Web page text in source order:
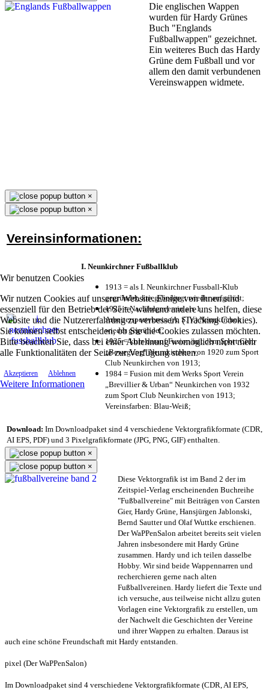
Wir benutzen Cookies
Wir nutzen Cookies auf unserer Website. Einige von ihnen sind
essenziell für den Betrieb der Seite, während andere uns helfen, diese
Website und die Nutzererfahrung zu verbessern (Tracking Cookies).
Sie können selbst entscheiden, ob Sie die Cookies zulassen möchten.
Bitte beachten Sie, dass bei einer Ablehnung womöglich nicht mehr
alle Funktionalitäten der Seite zur Verfügung stehen.
Akzeptieren Ablehnen
Weitere Informationen
Die englischen Wappen
wurden für Hardy Grünes
Buch "Englands
Fußballwappen" gezeichnet.
Ein weiteres Buch das Hardy
Grüne dem Fußball und vor
allem den damit verbundenen
Vereinswappen widmete.
×
×
Vereinsinformationen:
I. Neunkirchner Fußballklub
1913 = als I. Neunkirchner Fussball-Klub
gegründet, kriegsbedingt wieder aufgelöst;
1925 = Nachfolgeverein als 1.
Arbeitersportverein (A. S. V.) Neunkirchen
wieder gegründet;
1925 = kurz darauf Fusion mit dem Sport Club
„Bewegung“ Neunkirchen von 1920 zum Sport
Club Neunkirchen von 1913;
1984 = Fusion mit dem Werks Sport Verein
„Brevillier & Urban“ Neunkirchen von 1932
zum Sport Club Neunkirchen von 1913;
Vereinsfarben: Blau-Weiß;
Download: Im Downloadpaket sind 4 verschiedene Vektorgrafikformate (CDR,
AI EPS, PDF) und 3 Pixelgrafikformate (JPG, PNG, GIF) enthalten.
×
×
Diese Vektorgrafik ist im Band 2 der im
Zeitspiel-Verlag erscheinenden Buchreihe
"Fußballvereine" mit Beiträgen von Carsten
Gier, Hardy Grüne, Hansjürgen Jablonski,
Bernd Sautter und Olaf Wuttke erschienen.
Der WaPPenSalon arbeitet bereits seit vielen
Jahren insbesondere mit Hardy Grüne
zusammen. Hardy und ich teilen dasselbe
Hobby. Wir sind beide Wappennarren und
recherchieren gerne nach alten
Fußballvereinen. Hardy liefert die Texte und
ich versuche, aus teilweise nicht allzu guten
Vorlagen eine Vektorgrafik zu erstellen, um
der Nachwelt die Geschichten der Vereine
und ihrer Wappen zu erhalten. Daraus ist
auch eine schöne Freundschaft mit Hardy entstanden.
pixel (Der WaPPenSalon)
Im Downloadpaket sind 4 verschiedene Vektorgrafikformate (CDR, AI EPS,